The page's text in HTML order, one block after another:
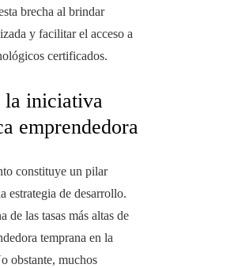
brecha al brindar
y facilitar el acceso a
certificados.
la iniciativa
emprendedora
constituye un pilar
estrategia de desarrollo.
de las tasas más altas de
temprana en la
obstante, muchos